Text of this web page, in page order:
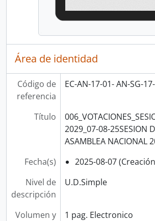
Área de identidad
Código de
referencia
EC-AN-17-01- AN-SG-
Título
2029_07-08-25SESION
ASAMBLEA NACIONAL
Fecha(s)
2025-08-07
Nivel de
descripción
U.D.Simple
Volumen y
1 pag. Electronico